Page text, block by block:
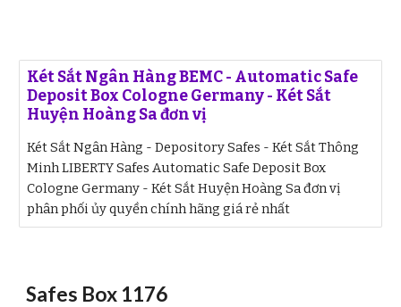
Két Sắt Ngân Hàng BEMC - Automatic Safe
Deposit Box Cologne Germany - Két Sắt
Huyện Hoàng Sa đơn vị
Két Sắt Ngân Hàng - Depository Safes - Két Sắt Thông
Minh LIBERTY Safes Automatic Safe Deposit Box
Cologne Germany - Két Sắt Huyện Hoàng Sa đơn vị
phân phối ủy quyền chính hãng giá rẻ nhất
Safes Box 1176